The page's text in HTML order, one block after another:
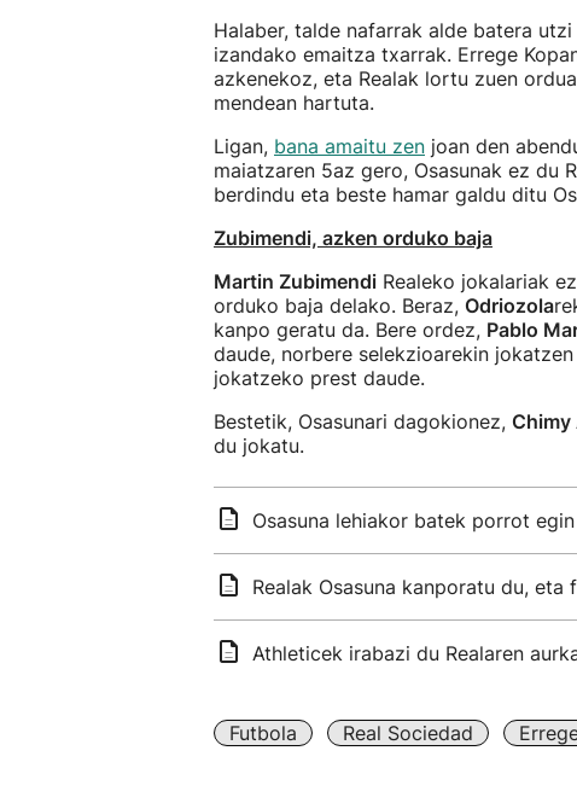
Halaber, talde nafarrak alde batera
izandako emaitza txarrak. Errege
azkenekoz, eta Realak lortu zuen
mendean hartuta.
Ligan, bana amaitu zen joan den
maiatzaren 5az gero, Osasunak ez du
berdindu eta beste hamar galdu ditu
Zubimendi, azken orduko baja
Martin Zubimendi Realeko jokalariak
orduko baja delako. Beraz, Odriozola
kanpo geratu da. Bere ordez, Pablo
daude, norbere selekzioarekin
jokatzeko prest daude.
Bestetik, Osasunari dagokionez, Chimy
du jokatu.
Osasuna lehiakor batek porrot
Realak Osasuna kanporatu du,
Athleticek irabazi du Realaren
Futbola Real Sociedad